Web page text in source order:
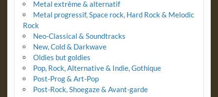
Metal extrême & alternatif
Metal progressif, Space rock, Hard Rock & Melodic
Rock
Neo-Classical & Soundtracks
New, Cold & Darkwave
Oldies but goldies
Pop, Rock, Alternative & Indie, Gothique
Post-Prog & Art-Pop
Post-Rock, Shoegaze & Avant-garde